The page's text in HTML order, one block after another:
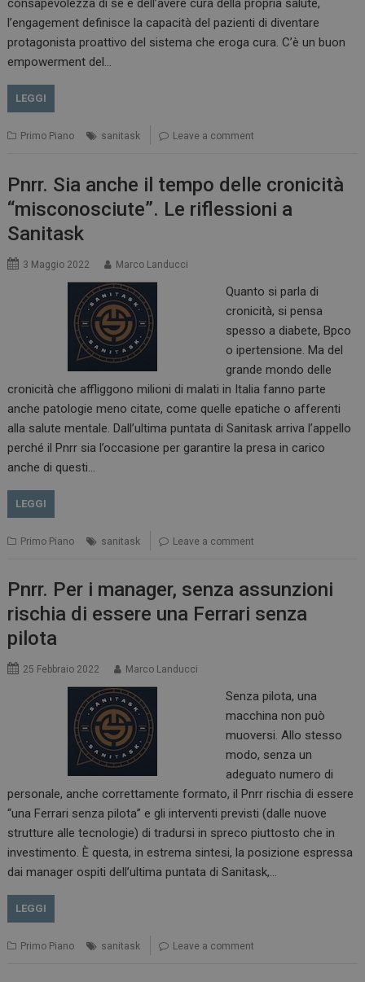
consapevolezza di sé e dell’avere cura della propria salute,
l’engagement definisce la capacità del pazienti di diventare
protagonista proattivo del sistema che eroga cura. C’è un buon
empowerment del…
LEGGI
Primo Piano sanitask Leave a comment
Pnrr. Sia anche il tempo delle cronicità
“misconosciute”. Le riflessioni a
Sanitask
3 Maggio 2022 Marco Landucci
Quanto si parla di
cronicità, si pensa
spesso a diabete, Bpco
o ipertensione. Ma del
grande mondo delle
cronicità che affliggono milioni di malati in Italia fanno parte
anche patologie meno citate, come quelle epatiche o afferenti
alla salute mentale. Dall’ultima puntata di Sanitask arriva l’appello
perché il Pnrr sia l’occasione per garantire la presa in carico
anche di questi…
LEGGI
Primo Piano sanitask Leave a comment
Pnrr. Per i manager, senza assunzioni
rischia di essere una Ferrari senza
pilota
25 Febbraio 2022 Marco Landucci
Senza pilota, una
macchina non può
muoversi. Allo stesso
modo, senza un
adeguato numero di
personale, anche correttamente formato, il Pnrr rischia di essere
“una Ferrari senza pilota” e gli interventi previsti (dalle nuove
strutture alle tecnologie) di tradursi in spreco piuttosto che in
investimento. È questa, in estrema sintesi, la posizione espressa
dai manager ospiti dell’ultima puntata di Sanitask,…
LEGGI
Primo Piano sanitask Leave a comment